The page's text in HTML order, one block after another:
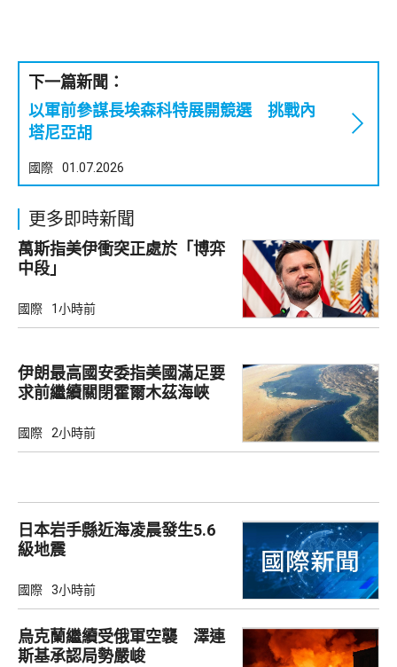
下一篇新聞：
以軍前參謀長埃森科特展開競選 挑戰內
塔尼亞胡
國際 01.07.2026
更多即時新聞
萬斯指美伊衝突正處於「博弈
中段」
國際 1小時前
伊朗最高國安委指美國滿足要
求前繼續關閉霍爾木茲海峽
國際 2小時前
日本岩手縣近海凌晨發生5.6
級地震
國際 3小時前
烏克蘭繼續受俄軍空襲 澤連
斯基承認局勢嚴峻